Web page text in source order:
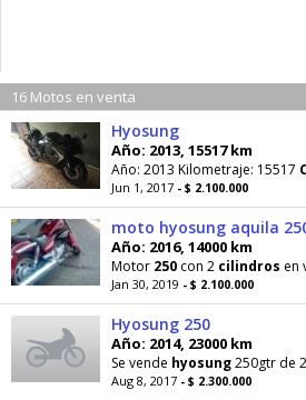
16 Motos en venta
Hyosung
Año: 2013, 15517 km
Año: 2013 Kilometraje: 15517
Jun 1, 2017 - $ 2.100.000
Año: 2016, 14000 km
Motor 250 con 2 cilindros en
Jan 30, 2019 - $ 2.100.000
Hyosung 250
Año: 2014, 23000 km
Se vende hyosung250gtr de 2
Aug 8, 2017 - $ 2.300.000